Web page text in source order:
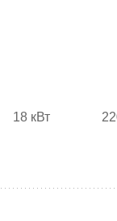
18 кВт